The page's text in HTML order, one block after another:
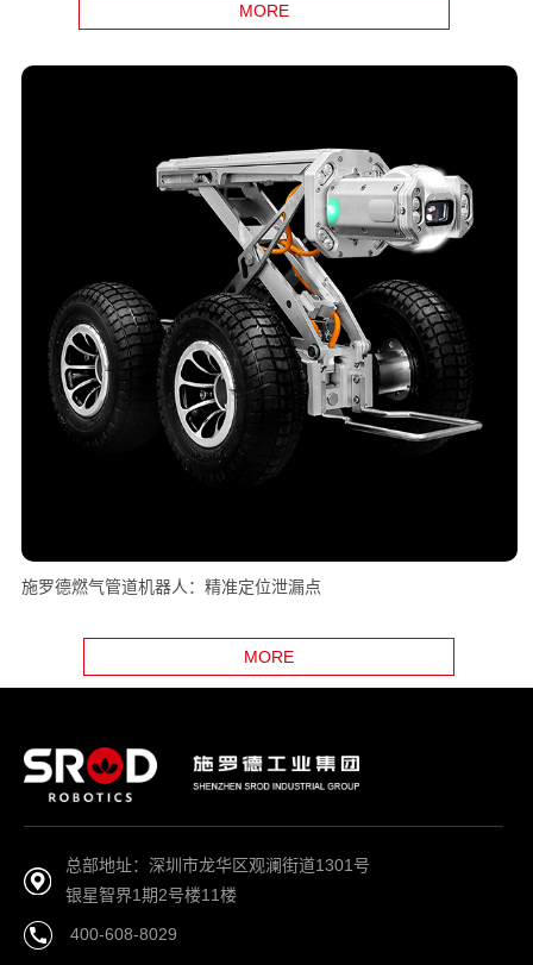
MORE
施罗德燃气管道机器人：精准定位泄漏点
MORE
总部地址：深圳市龙华区观澜街道1301号
银星智界1期2号楼11楼
400-608-8029